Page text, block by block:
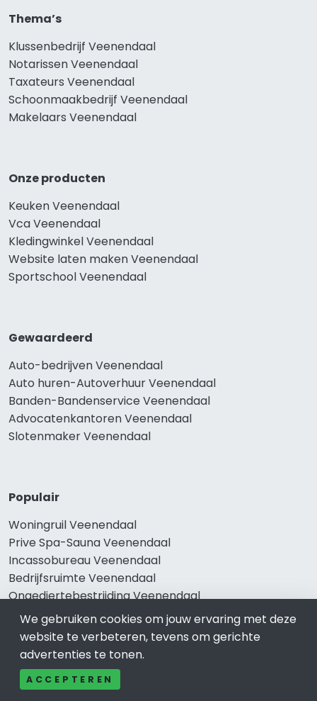
Thema’s
Klussenbedrijf Veenendaal
Notarissen Veenendaal
Taxateurs Veenendaal
Schoonmaakbedrijf Veenendaal
Makelaars Veenendaal
Onze producten
Keuken Veenendaal
Vca Veenendaal
Kledingwinkel Veenendaal
Website laten maken Veenendaal
Sportschool Veenendaal
Gewaardeerd
Auto-bedrijven Veenendaal
Auto huren-Autoverhuur Veenendaal
Banden-Bandenservice Veenendaal
Advocatenkantoren Veenendaal
Slotenmaker Veenendaal
Populair
Woningruil Veenendaal
Prive Spa-Sauna Veenendaal
Incassobureau Veenendaal
Bedrijfsruimte Veenendaal
Ongediertebestrijding Veenendaal
We gebruiken cookies om jouw ervaring met deze
website te verbeteren, tevens om gerichte
advertenties te tonen.
ACCEPTEREN